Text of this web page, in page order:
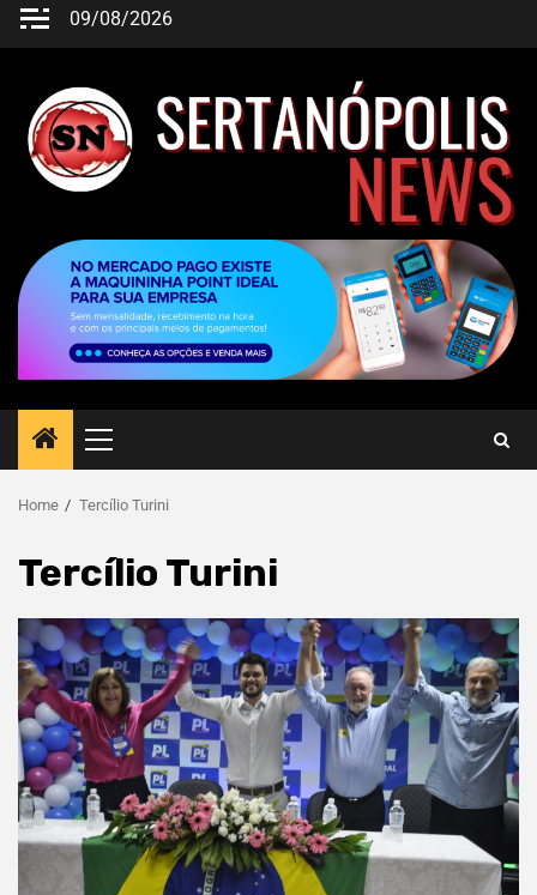
09/08/2026
Home Tercílio Turini
Tercílio Turini